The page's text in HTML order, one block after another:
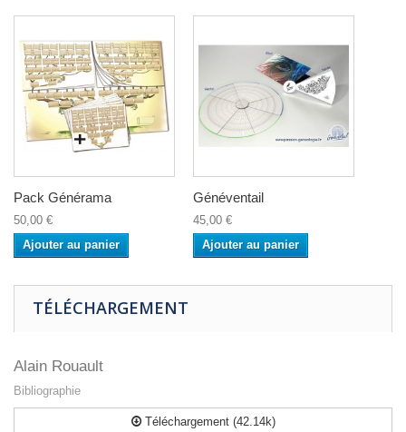
Pack Générama
50,00 €
Ajouter au panier
Généventail
45,00 €
Ajouter au panier
TÉLÉCHARGEMENT
Alain Rouault
Bibliographie
Téléchargement (42.14k)